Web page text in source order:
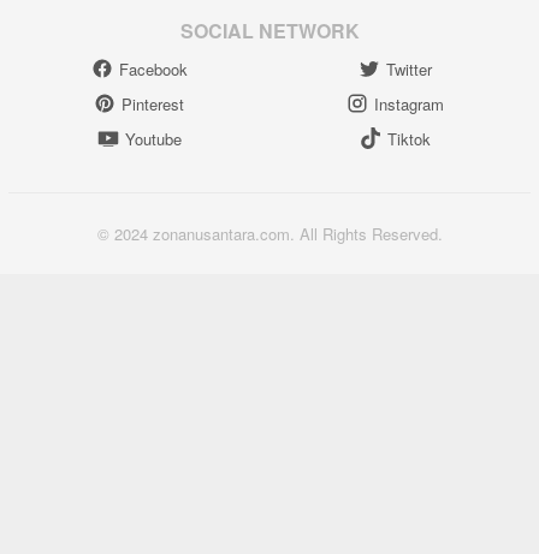
SOCIAL NETWORK
Facebook
Twitter
Pinterest
Instagram
Youtube
Tiktok
© 2024 zonanusantara.com. All Rights Reserved.